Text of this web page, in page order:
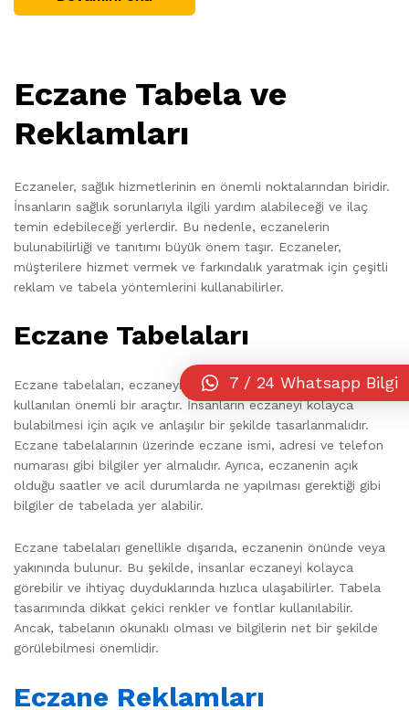
Eczane Tabela ve
Reklamları
Eczaneler, sağlık hizmetlerinin en önemli noktalarından biridir.
İnsanların sağlık sorunlarıyla ilgili yardım alabileceği ve ilaç
temin edebileceği yerlerdir. Bu nedenle, eczanelerin
bulunabilirliği ve tanıtımı büyük önem taşır. Eczaneler,
müşterilere hizmet vermek ve farkındalık yaratmak için çeşitli
reklam ve tabela yöntemlerini kullanabilirler.
Eczane Tabelaları
Eczane tabelaları, eczaneyi göstermek ve tanıtmak için
kullanılan önemli bir araçtır. İnsanların eczaneyi kolayca
bulabilmesi için açık ve anlaşılır bir şekilde tasarlanmalıdır.
Eczane tabelalarının üzerinde eczane ismi, adresi ve telefon
numarası gibi bilgiler yer almalıdır. Ayrıca, eczanenin açık
olduğu saatler ve acil durumlarda ne yapılması gerektiği gibi
bilgiler de tabelada yer alabilir.
Eczane tabelaları genellikle dışarıda, eczanenin önünde veya
yakınında bulunur. Bu şekilde, insanlar eczaneyi kolayca
görebilir ve ihtiyaç duyduklarında hızlıca ulaşabilirler. Tabela
tasarımında dikkat çekici renkler ve fontlar kullanılabilir.
Ancak, tabelanın okunaklı olması ve bilgilerin net bir şekilde
görülebilmesi önemlidir.
Eczane Reklamları
7 / 24 Whatsapp Bilgi